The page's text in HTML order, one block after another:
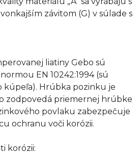
závitom (G) v súlade s
liatiny Gebo sú
EN 10242:1994 (sú
kúpeľa). Hrúbka pozinku je
zodpovedá priemernej hrúbke
povlaku zabezpečuje
ochranu voči korózii.
korózii: